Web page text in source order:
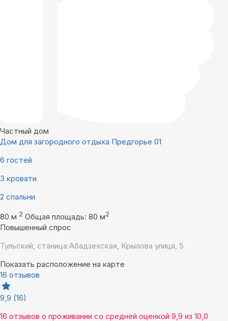
Частный дом
Дом для загородного отдыха Предгорье 01
6 гостей
3 кровати
2 спальни
80 м 2 Общая площадь: 80 м2
Повышенный спрос
Тульский, станица Абадзехская, Крылова улица, 5
Показать расположение на карте
16 отзывов
9,9 (16)
16 отзывов о проживании со средней оценкой 9,9 из 10,0